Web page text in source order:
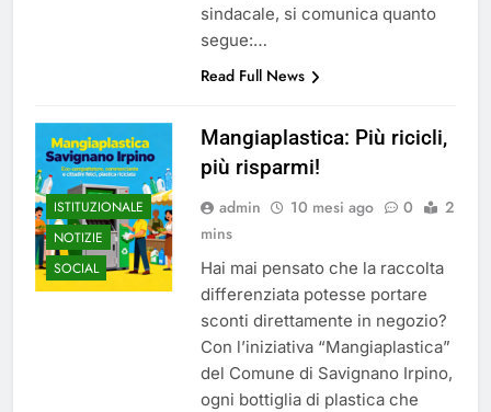
sindacale, si comunica quanto
segue:…
Read Full News
ISTITUZIONALE
NOTIZIE
SOCIAL
Mangiaplastica: Più ricicli,
più risparmi!
admin 10 mesi ago 0
2
mins
Hai mai pensato che la raccolta
differenziata potesse portare
sconti direttamente in negozio?
Con l’iniziativa “Mangiaplastica”
del Comune di Savignano Irpino,
ogni bottiglia di plastica che